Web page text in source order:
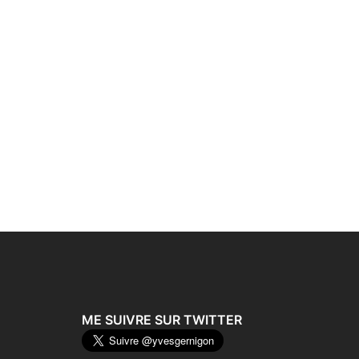
ME SUIVRE SUR TWITTER